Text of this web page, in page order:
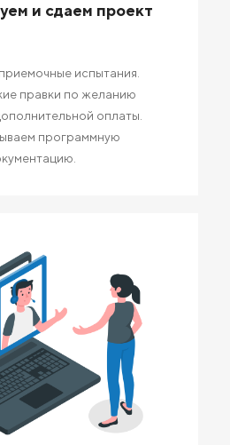
и сдаем проект
испытания.
правки по желанию
оплаты.
программную